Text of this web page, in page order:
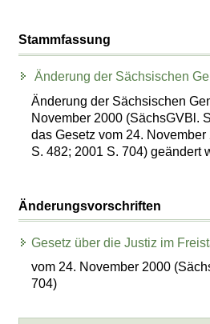
Stammfassung
Änderung der Sächsischen
Änderung der Sächsischen
November 2000 (SächsGVBl.
das Gesetz vom 24.
S. 482; 2001 S. 704) geändert
Änderungsvorschriften
Gesetz über die Justiz im
vom 24. November 2000
704)